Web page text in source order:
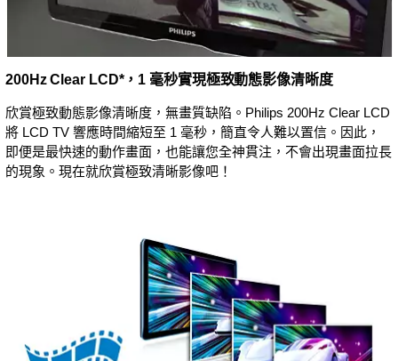
200Hz Clear LCD*，1 毫秒實現極致動態影像清晰度
欣賞極致動態影像清晰度，無畫質缺陷。Philips 200Hz Clear LCD
將 LCD TV 響應時間縮短至 1 毫秒，簡直令人難以置信。因此，
即便是最快速的動作畫面，也能讓您全神貫注，不會出現畫面拉長
的現象。現在就欣賞極致清晰影像吧！